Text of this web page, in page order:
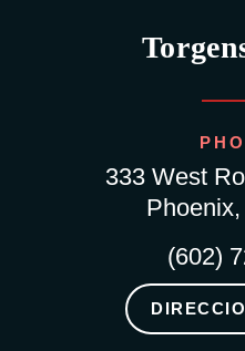
333 West
(602)